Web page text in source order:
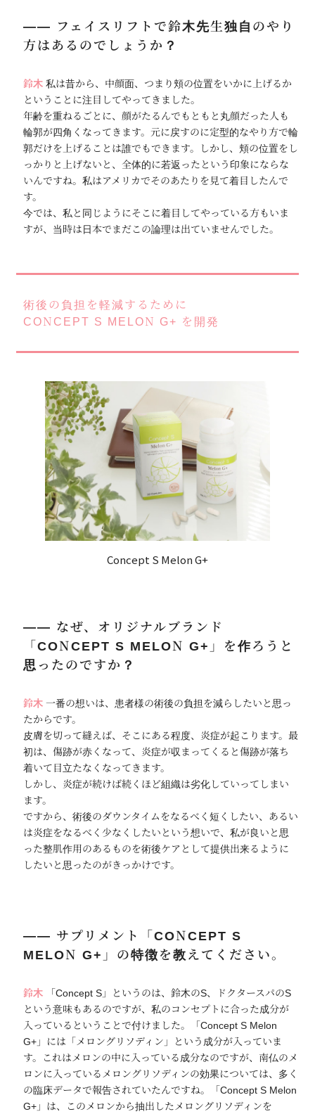
―― フェイスリフトで鈴木先生独自のやり
方はあるのでしょうか？
鈴木私は昔から、中顔面、つまり頬の位置をいかに上げるか
ということに注目してやってきました。
年齢を重ねるごとに、顔がたるんでもともと丸顔だった人も
輪郭が四角くなってきます。元に戻すのに定型的なやり方で輪
郭だけを上げることは誰でもできます。しかし、頬の位置をし
っかりと上げないと、全体的に若返ったという印象にならな
いんですね。私はアメリカでそのあたりを見て着目したんで
す。
今では、私と同じようにそこに着目してやっている方もいま
すが、当時は日本でまだこの論理は出ていませんでした。
術後の負担を軽減するために
CONCEPT S MELON G+ を開発
Concept S Melon G+
―― なぜ、オリジナルブランド
「CONCEPT S MELON G+」を作ろうと
思ったのですか？
鈴木一番の想いは、患者様の術後の負担を減らしたいと思っ
たからです。
皮膚を切って縫えば、そこにある程度、炎症が起こります。最
初は、傷跡が赤くなって、炎症が収まってくると傷跡が落ち
着いて目立たなくなってきます。
しかし、炎症が続けば続くほど組織は劣化していってしまい
ます。
ですから、術後のダウンタイムをなるべく短くしたい、あるい
は炎症をなるべく少なくしたいという想いで、私が良いと思
った整肌作用のあるものを術後ケアとして提供出来るように
したいと思ったのがきっかけです。
―― サプリメント「CONCEPT S
MELON G+」の特徴を教えてください。
鈴木
「Concept S」というのは、鈴木のS、ドクタースパのS
という意味もあるのですが、私のコンセプトに合った成分が
入っているということで付けました。「Concept S Melon
G+」には「メロングリソディン」という成分が入っていま
す。これはメロンの中に入っている成分なのですが、南仏のメ
ロンに入っているメロングリソディンの効果については、多く
の臨床データで報告されていたんですね。「Concept S Melon
G+」は、このメロンから抽出したメロングリソディンを